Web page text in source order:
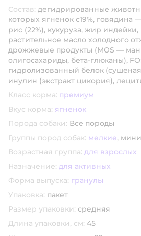
Состав: дегидрированные
которых ягненок с19%, говядина
рис (22%), кукуруза, жир
растительное масло холодного
дрожжевые продукты (MOS —
олигосахариды, бета-глюканы),
гидролизованный белок
инулин (экстракт цикория),
Класс корма: премиум
Вкус корма: ягненок
Порода собаки: Все породы
Группы пород собак: мелкие,
Возрастная группа: для взрослых
Назначение: для активных
Форма выпуска: гранулы
Упаковка: пакет
Размер упаковки: средняя
Длина упаковки, см: 45